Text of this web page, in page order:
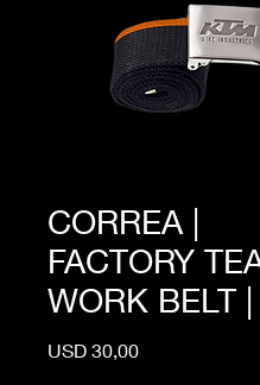
CORREA |
FACTORY
WORK BELT
USD 30,00Precio